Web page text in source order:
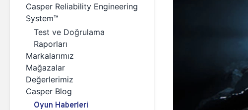
Casper Reliability Engineering
System™
Test ve Doğrulama
Raporları
Markalarımız
Mağazalar
Değerlerimiz
Casper Blog
Oyun Haberleri